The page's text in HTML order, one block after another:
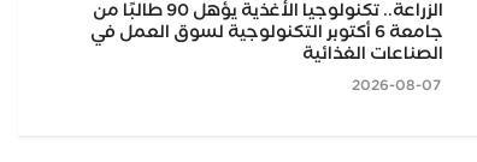
الزراعة.. تكنولوجيا الأغذية يؤهل 90 طالبًا من
جامعة 6 أكتوبر التكنولوجية لسوق العمل في
الصناعات الغذائية